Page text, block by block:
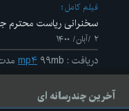
فیلم کامل
سخنرانی ریاست محترم
۲ /آبان/ ۱۴۰۰
دریافت : mp۴ ۹۹mb
آخرین چندرسانه ای